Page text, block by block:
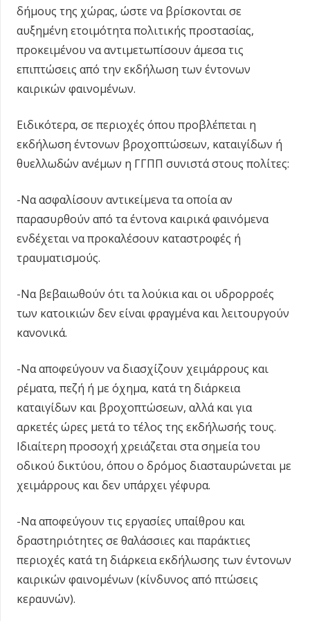
δήμους της χώρας, ώστε να βρίσκονται σε
αυξημένη ετοιμότητα πολιτικής προστασίας,
προκειμένου να αντιμετωπίσουν άμεσα τις
επιπτώσεις από την εκδήλωση των έντονων
καιρικών φαινομένων.
Ειδικότερα, σε περιοχές όπου προβλέπεται η
εκδήλωση έντονων βροχοπτώσεων, καταιγίδων ή
θυελλωδών ανέμων η ΓΓΠΠ συνιστά στους πολίτες:
-Να ασφαλίσουν αντικείμενα τα οποία αν
παρασυρθούν από τα έντονα καιρικά φαινόμενα
ενδέχεται να προκαλέσουν καταστροφές ή
τραυματισμούς.
-Να βεβαιωθούν ότι τα λούκια και οι υδρορροές
των κατοικιών δεν είναι φραγμένα και λειτουργούν
κανονικά.
-Να αποφεύγουν να διασχίζουν χειμάρρους και
ρέματα, πεζή ή με όχημα, κατά τη διάρκεια
καταιγίδων και βροχοπτώσεων, αλλά και για
αρκετές ώρες μετά το τέλος της εκδήλωσής τους.
Ιδιαίτερη προσοχή χρειάζεται στα σημεία του
οδικού δικτύου, όπου ο δρόμος διασταυρώνεται με
χειμάρρους και δεν υπάρχει γέφυρα.
-Να αποφεύγουν τις εργασίες υπαίθρου και
δραστηριότητες σε θαλάσσιες και παράκτιες
περιοχές κατά τη διάρκεια εκδήλωσης των έντονων
καιρικών φαινομένων (κίνδυνος από πτώσεις
κεραυνών).